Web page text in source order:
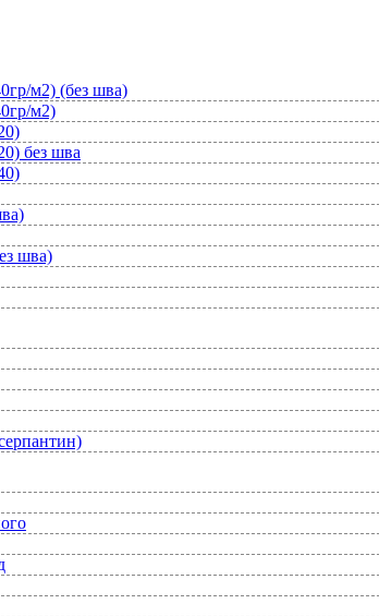
м2) (без шва)
м2)
без шва
шва)